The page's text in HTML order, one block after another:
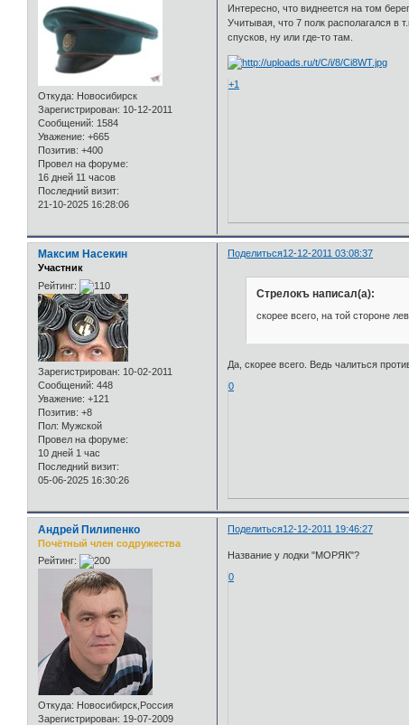
Откуда: Новосибирск
Зарегистрирован: 10-12-2011
Сообщений: 1584
Уважение: +665
Позитив: +400
Провел на форуме:
16 дней 11 часов
Последний визит:
21-10-2025 16:28:06
Интересно, что виднеется на том
Учитывая, что 7 полк располагался в
спусков, ну или где-то там.
+1
Поделиться12-12-2011 03:08:37
Максим Насекин
Участник
Рейтинг:
Зарегистрирован: 10-02-2011
Сообщений: 448
Уважение: +121
Позитив: +8
Пол: Мужской
Провел на форуме:
10 дней 1 час
Последний визит:
05-06-2025 16:30:26
Стрелокъ написал(а):
скорее всего, на той стороне
Да, скорее всего. Ведь чалиться
0
Поделиться12-12-2011 19:46:27
Андрей Пилипенко
Почётный член содружества
Рейтинг:
Откуда: Новосибирск,Россия
Зарегистрирован: 19-07-2009
Название у лодки "МОРЯК"?
0